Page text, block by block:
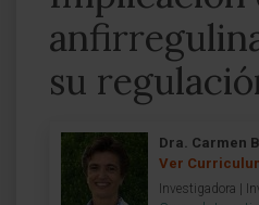
su
Dra. Carmen
Ver
Investigadora |